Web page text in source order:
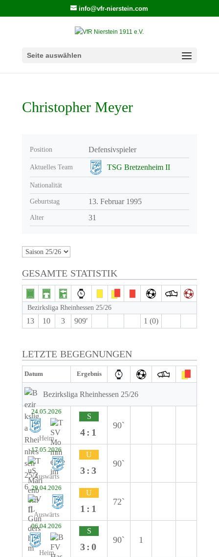
info@vfr-nierstein.com
Seite auswählen
Christopher Meyer
Position Defensivspieler
Aktuelles Team TSG Bretzenheim II
Nationalität
Geburtstag 13. Februar 1995
Alter 31
GESAMTE STATISTIK
Bezirksliga Rheinhessen 25/26
13 10 3 909′ 1 (0)
LETZTE BEGEGNUNGEN
Datum Ergebnis
Bezirksliga Rheinhessen 25/26
24.05.2026
Heim
S
4:1
90`
17.05.2026
Auswärts
U
3:3
90`
29.04.2026
Auswärts
U
1:1
72`
06.04.2026
Heim
S
3:0
90` 1